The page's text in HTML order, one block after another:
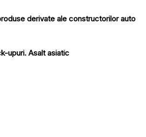
derivate ale constructorilor auto
upuri. Asalt asiatic